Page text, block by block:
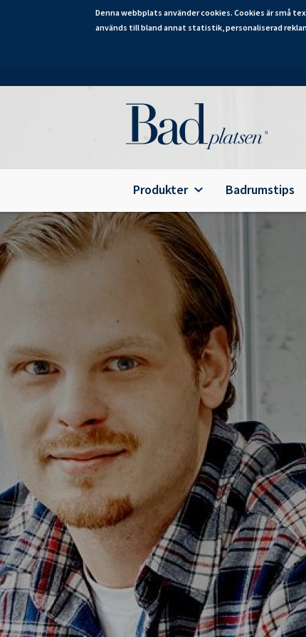
Denna webbplats använder cookies. Cookies är små
används till bland annat statistik, personaliserad
till
Produkter
Alterna Ariella Aqua
Alterna Ariella
Alterna Basic Aqua
Alterna Basic
Alterna Bella Aqua
Alterna Ella Aqua
Alterna Ella
Alterna Gabriella
Alterna Isabella Aqua
Alterna Isabella
Alterna Isella Aqua
Alterna Isella
Alterna Luxor
Duravit L-Cube
Geberit Smyle Square
Geberit iCon
Ifö Option
Ifö Sense Art
Ifö Sense Modern
Ifö Sense Pro
Ifö Spira
Spegelhållare
Tvålkorgar
WC-pappershållare
Handduksstänger
Handdukskrokar
Badrumstips